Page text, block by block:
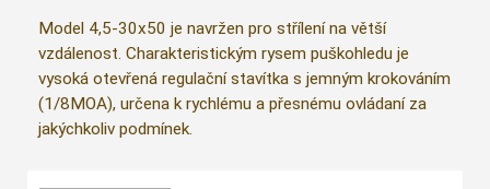
Model 4,5-30x50 je navržen pro střílení na větší
vzdálenost. Charakteristickým rysem puškohledu je
vysoká otevřená regulační stavítka s jemným krokováním
(1/8MOA), určena k rychlému a přesnému ovládaní za
jakýchkoliv podmínek.